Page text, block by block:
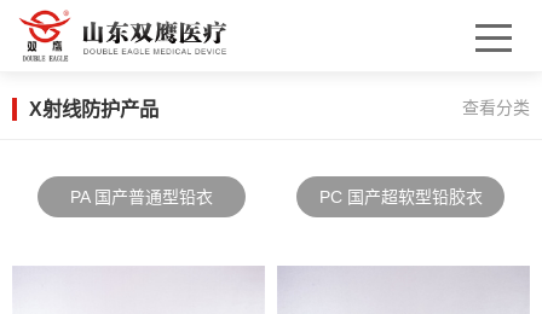
X射线防护产品 查看分类
PA 国产普通型铅衣 PC 国产超软型铅胶衣